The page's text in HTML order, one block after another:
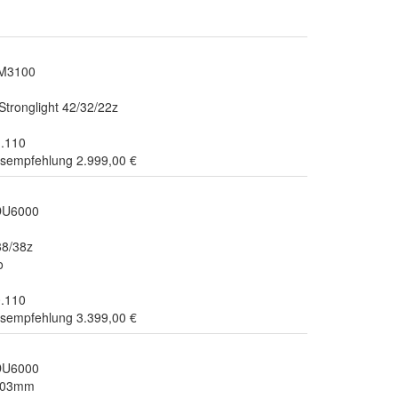
42/32/22z
2.999,00 €
38z
3.399,00 €